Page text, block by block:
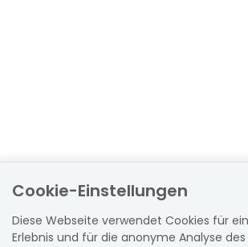
Cookie-Einstellungen
Diese Webseite verwendet Cookies für
Erlebnis und für die anonyme Analyse